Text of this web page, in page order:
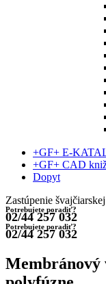
+GF+ E-
+GF+ CAD
Dopyt
Zastúpenie
Potrebujete poradiť?
02/44 257 032
Potrebujete poradiť?
02/44 257 032
Membránový